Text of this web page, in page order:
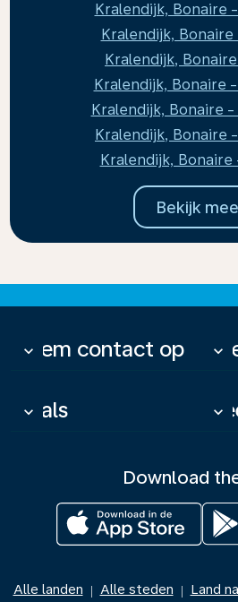
Kralendijk, Bonaire
Kralendijk, Bonaire
Kralendijk,
Kralendijk, Bonaire
Kralendijk, Bonaire
Kralendijk, Bonaire
Kralendijk, Bonaire
Bekijk
Neem contact op
keyboard_arrow_down keyboard_arrow_down
Deals
keyboard_arrow_down keyboard_arrow_down
Download
Alle landen | Alle steden | Land